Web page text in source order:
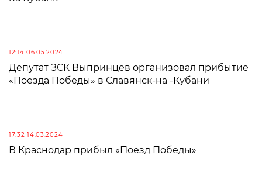
12:14 06.05.2024
Депутат ЗСК Выпринцев организовал прибытие
«Поезда Победы» в Славянск-на -Кубани
17:32 14.03.2024
В Краснодар прибыл «Поезд Победы»